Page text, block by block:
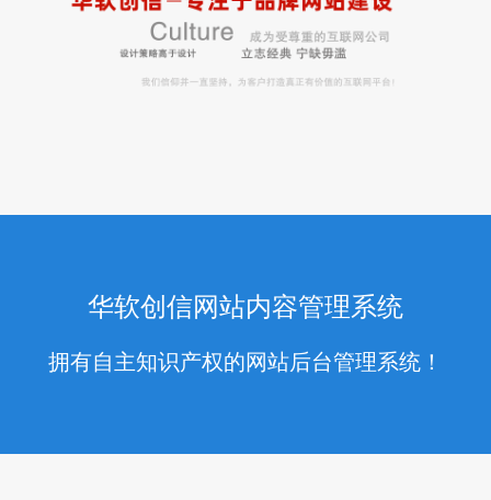
华软创信网站内容管理系统
拥有自主知识产权的网站后台管理系统！